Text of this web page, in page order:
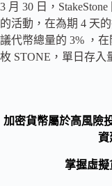
3 月 30 日，
的活動，在為期 4 天
議代幣總量的 3% ，
枚 STONE，單日存入
加密貨幣屬於高風險
資
掌握虛